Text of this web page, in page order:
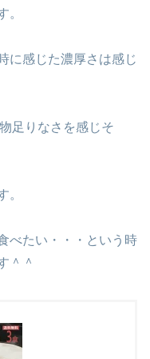
。
に感じた濃厚さは感じ
足りなさを感じそ
。
べたい・・・という時
＾＾